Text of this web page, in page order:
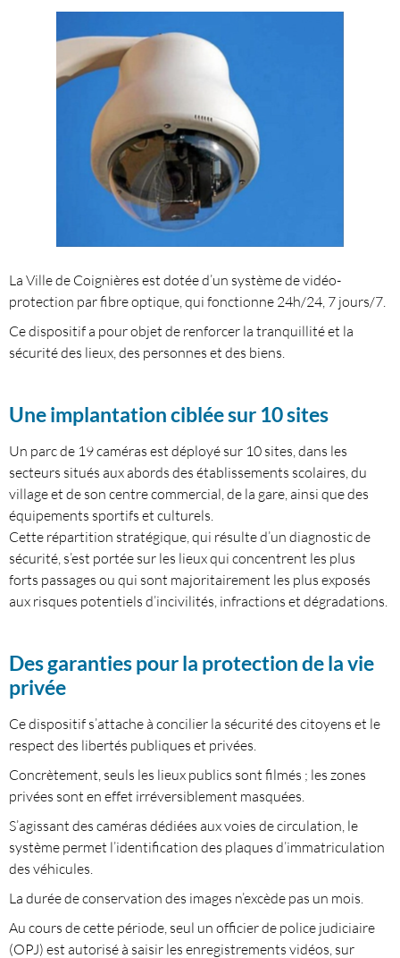
La Ville de Coignières est dotée d’un système de vidéo-
protection par fibre optique, qui fonctionne 24h/24, 7 jours/7.
Ce dispositif a pour objet de renforcer la tranquillité et la
sécurité des lieux, des personnes et des biens.
Une implantation ciblée sur 10 sites
Un parc de 19 caméras est déployé sur 10 sites, dans les
secteurs situés aux abords des établissements scolaires, du
village et de son centre commercial, de la gare, ainsi que des
équipements sportifs et culturels.
Cette répartition stratégique, qui résulte d’un diagnostic de
sécurité, s’est portée sur les lieux qui concentrent les plus
forts passages ou qui sont majoritairement les plus exposés
aux risques potentiels d’incivilités, infractions et dégradations.
Des garanties pour la protection de la vie
privée
Ce dispositif s’attache à concilier la sécurité des citoyens et le
respect des libertés publiques et privées.
Concrètement, seuls les lieux publics sont filmés ; les zones
privées sont en effet irréversiblement masquées.
S’agissant des caméras dédiées aux voies de circulation, le
système permet l’identification des plaques d’immatriculation
des véhicules.
La durée de conservation des images n’excède pas un mois.
Au cours de cette période, seul un officier de police judiciaire
(OPJ) est autorisé à saisir les enregistrements vidéos, sur